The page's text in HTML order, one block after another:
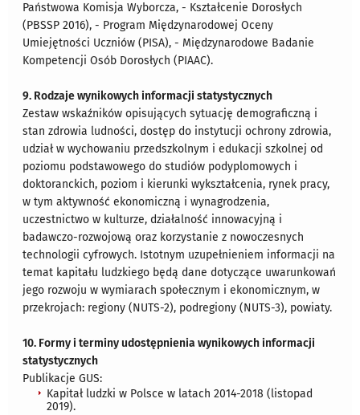
Państwowa Komisja Wyborcza, - Kształcenie Dorosłych
(PBSSP 2016), - Program Międzynarodowej Oceny
Umiejętności Uczniów (PISA), - Międzynarodowe Badanie
Kompetencji Osób Dorosłych (PIAAC).
9. Rodzaje wynikowych informacji statystycznych
Zestaw wskaźników opisujących sytuację demograficzną i
stan zdrowia ludności, dostęp do instytucji ochrony zdrowia,
udział w wychowaniu przedszkolnym i edukacji szkolnej od
poziomu podstawowego do studiów podyplomowych i
doktoranckich, poziom i kierunki wykształcenia, rynek pracy,
w tym aktywność ekonomiczną i wynagrodzenia,
uczestnictwo w kulturze, działalność innowacyjną i
badawczo-rozwojową oraz korzystanie z nowoczesnych
technologii cyfrowych. Istotnym uzupełnieniem informacji na
temat kapitału ludzkiego będą dane dotyczące uwarunkowań
jego rozwoju w wymiarach społecznym i ekonomicznym, w
przekrojach: regiony (NUTS-2), podregiony (NUTS-3), powiaty.
10. Formy i terminy udostępnienia wynikowych informacji
statystycznych
Publikacje GUS:
Kapitał ludzki w Polsce w latach 2014-2018 (listopad
2019).